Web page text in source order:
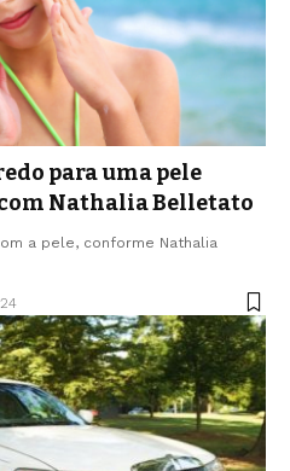
para uma pele
Nathalia Belletato
a pele, conforme Nathalia